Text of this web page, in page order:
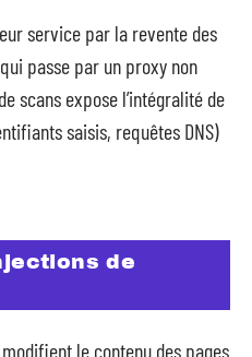
service par la revente des
passe par un proxy non
scans expose l’intégralité de
saisis, requêtes DNS)
de
le contenu des pages